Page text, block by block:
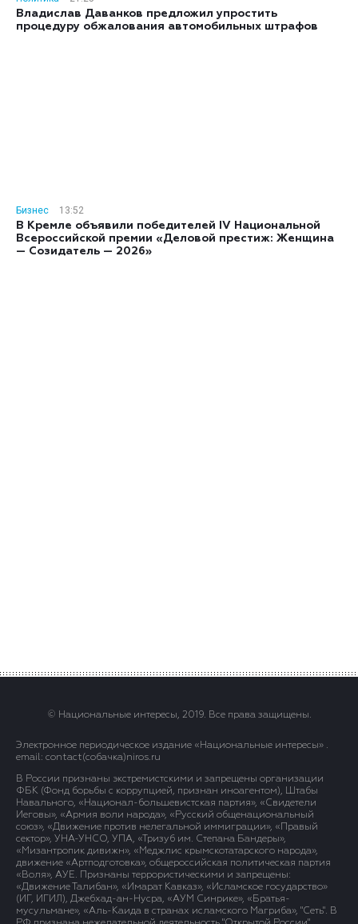
Владислав Даванков предложил упростить
процедуру обжалования автомобильных штрафов
Бизнес
13:52
В Кремле объявили победителей IV Национальной
Всероссийской премии «Деловой престиж: Женщина
— Созидатель — 2026»
© Национальные интересы, 2019. Все права защищены.
Электронное периодическое издание «Национальные интересы» .
email: contact(сoбaчка)niros.ru
В России признаны экстремистскими и запрещены организации
ФБК (Фонд борьбы с коррупцией, признан иноагентом), Штабы
Навального, «Национал-большевистская партия», «Свидетели
Иеговы», «Армия воли народа», «Русский общенациональный
союз», «Движение против нелегальной иммиграции», «Правый
сектор», УНА-УНСО, УПА, «Тризуб им. Степана Бандеры»,
«Мизантропик дивижн», «Меджлис крымскотатарского народа»,
движение «Артподготовка», общероссийская политическая партия
«Воля», АУЕ. Признаны террористическими и запрещены:
«Движение Талибан», «Имарат Кавказ», «Исламское государство»
(ИГ, ИГИЛ), Джебхад-ан-Нусра, «АУМ Синрике», «Братья-
мусульмане», «Аль-Каида в странах исламского Магриба», "Сеть". В